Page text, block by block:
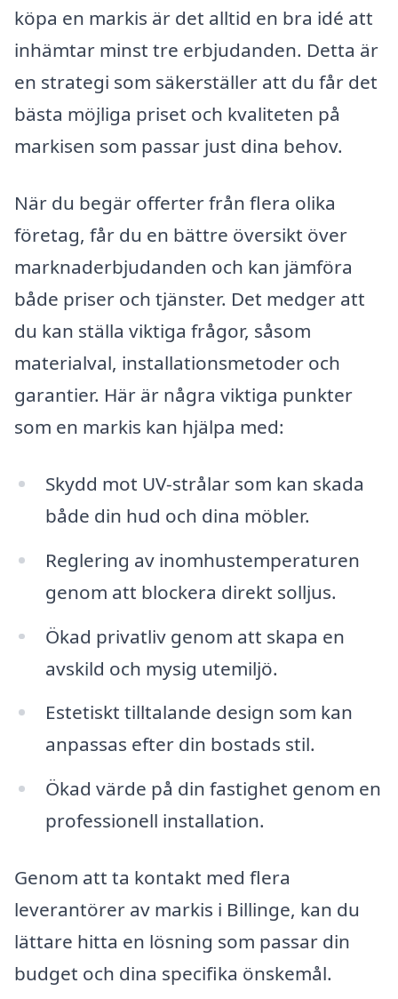
köpa en markis är det alltid en bra idé att
inhämtar minst tre erbjudanden. Detta är
en strategi som säkerställer att du får det
bästa möjliga priset och kvaliteten på
markisen som passar just dina behov.
När du begär offerter från flera olika
företag, får du en bättre översikt över
marknaderbjudanden och kan jämföra
både priser och tjänster. Det medger att
du kan ställa viktiga frågor, såsom
materialval, installationsmetoder och
garantier. Här är några viktiga punkter
som en markis kan hjälpa med:
Skydd mot UV-strålar som kan skada
både din hud och dina möbler.
Reglering av inomhustemperaturen
genom att blockera direkt solljus.
Ökad privatliv genom att skapa en
avskild och mysig utemiljö.
Estetiskt tilltalande design som kan
anpassas efter din bostads stil.
Ökad värde på din fastighet genom en
professionell installation.
Genom att ta kontakt med flera
leverantörer av markis i Billinge, kan du
lättare hitta en lösning som passar din
budget och dina specifika önskemål.